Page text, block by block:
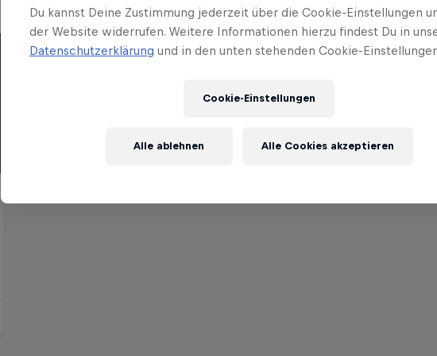
Du kannst Deine Zustimmung jederzeit über die Cookie-Einstellungen
der Website widerrufen. Weitere Informationen hierzu findest Du in
Datenschutzerklärung und in den unten stehenden Cookie-
Cookie-Einstellungen
Alle ablehnen Alle Cookies akzeptieren